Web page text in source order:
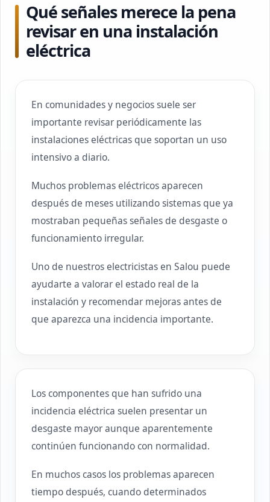
Qué señales merece la pena
revisar en una instalación
eléctrica
En comunidades y negocios suele ser
importante revisar periódicamente las
instalaciones eléctricas que soportan un uso
intensivo a diario.
Muchos problemas eléctricos aparecen
después de meses utilizando sistemas que ya
mostraban pequeñas señales de desgaste o
funcionamiento irregular.
Uno de nuestros electricistas en Salou puede
ayudarte a valorar el estado real de la
instalación y recomendar mejoras antes de
que aparezca una incidencia importante.
Los componentes que han sufrido una
incidencia eléctrica suelen presentar un
desgaste mayor aunque aparentemente
continúen funcionando con normalidad.
En muchos casos los problemas aparecen
tiempo después, cuando determinados